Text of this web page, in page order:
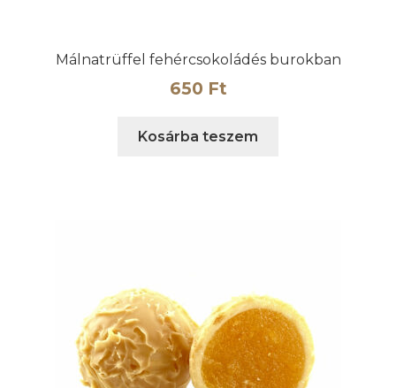
Málnatrüffel fehércsokoládés burokban
650 Ft
Kosárba teszem